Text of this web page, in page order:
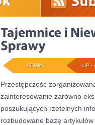
LIP -
ADMIN
Przestępczość
zainteresowanie zarówno
poszukujących rzetelnych
rozbudowane bazę